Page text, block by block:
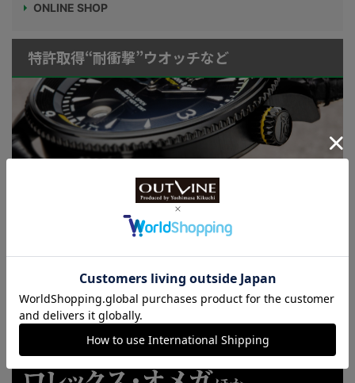
ONLINE SHOP
特許取得“耐衝撃”ウオッチなど
KUOE：総まとめ